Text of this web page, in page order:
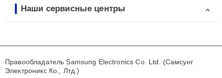
Наши сервисные центры
Правообладатель Samsung Electronics Co. Ltd. (Самсунг
Электроникс Ко., Лтд.)